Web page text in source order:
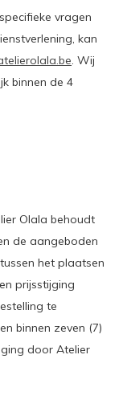
vragen
kan
. Wij
binnen de 4
Olala behoudt
de aangeboden
het plaatsen
prijsstijging
te
binnen zeven (7)
door Atelier